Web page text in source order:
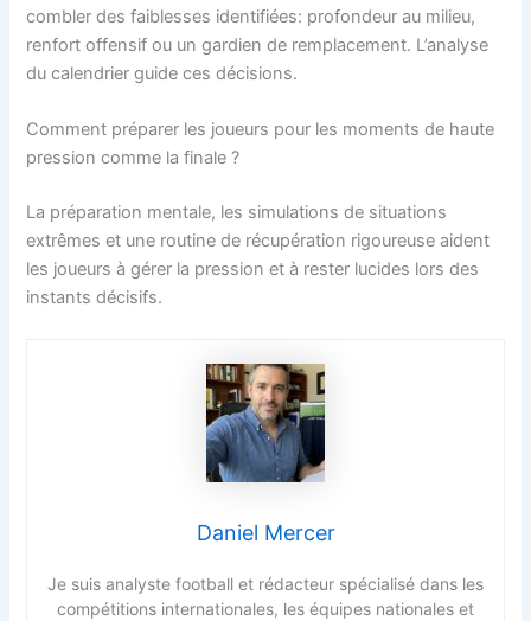
combler des faiblesses identifiées: profondeur au milieu,
renfort offensif ou un gardien de remplacement. L’analyse
du calendrier guide ces décisions.
Comment préparer les joueurs pour les moments de haute
pression comme la finale ?
La préparation mentale, les simulations de situations
extrêmes et une routine de récupération rigoureuse aident
les joueurs à gérer la pression et à rester lucides lors des
instants décisifs.
Daniel Mercer
Je suis analyste football et rédacteur spécialisé dans les
compétitions internationales, les équipes nationales et